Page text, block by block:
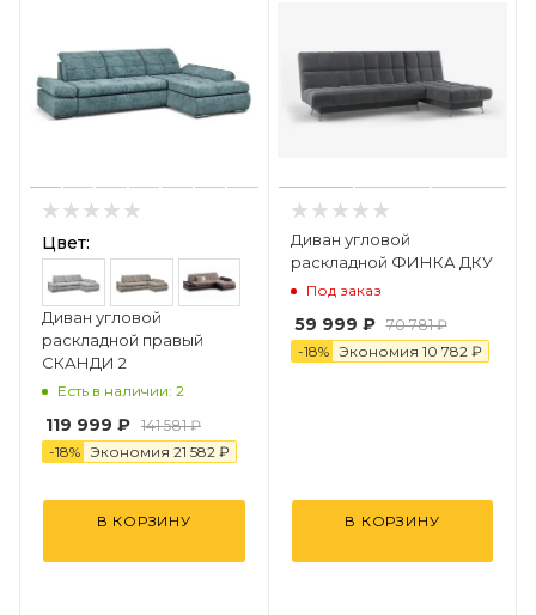
Цвет:
Диван угловой
раскладной правый
СКАНДИ 2
Есть в наличии: 2
119 999 ₽ 141 581 ₽
-18% Экономия 21 582 ₽
В КОРЗИНУ
Диван угловой
раскладной ФИНКА ДКУ
Под заказ
59 999 ₽ 70 781 ₽
-18% Экономия 10 782 ₽
В КОРЗИНУ